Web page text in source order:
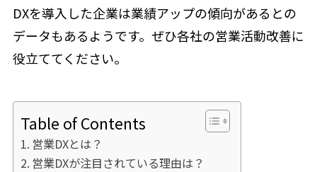
DXを導入した企業は業績アップの傾向があるとの
データもあるようです。ぜひ各社の営業活動改善に
役立ててください。
Table of Contents
営業DXとは？
営業DXが注目されている理由は？